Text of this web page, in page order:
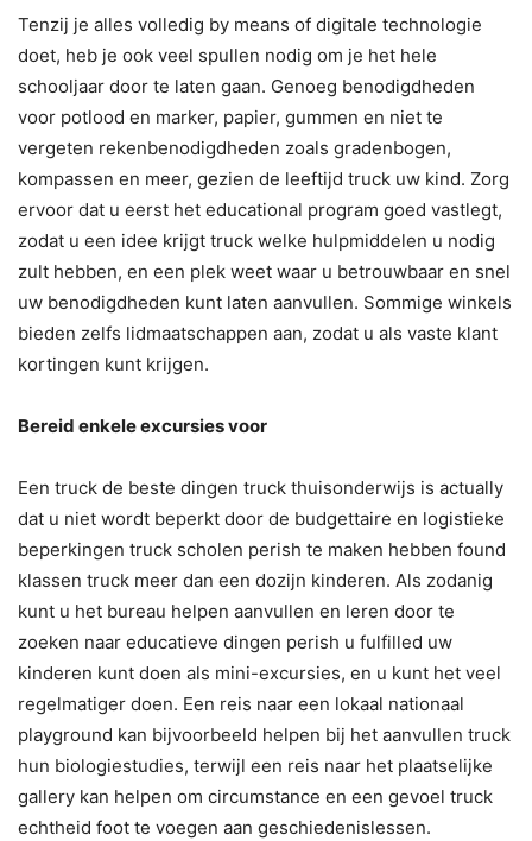
Tenzij je alles volledig by means of digitale technologie
doet, heb je ook veel spullen nodig om je het hele
schooljaar door te laten gaan. Genoeg benodigdheden
voor potlood en marker, papier, gummen en niet te
vergeten rekenbenodigdheden zoals gradenbogen,
kompassen en meer, gezien de leeftijd truck uw kind. Zorg
ervoor dat u eerst het educational program goed vastlegt,
zodat u een idee krijgt truck welke hulpmiddelen u nodig
zult hebben, en een plek weet waar u betrouwbaar en snel
uw benodigdheden kunt laten aanvullen. Sommige winkels
bieden zelfs lidmaatschappen aan, zodat u als vaste klant
kortingen kunt krijgen.
Bereid enkele excursies voor
Een truck de beste dingen truck thuisonderwijs is actually
dat u niet wordt beperkt door de budgettaire en logistieke
beperkingen truck scholen perish te maken hebben found
klassen truck meer dan een dozijn kinderen. Als zodanig
kunt u het bureau helpen aanvullen en leren door te
zoeken naar educatieve dingen perish u fulfilled uw
kinderen kunt doen als mini-excursies, en u kunt het veel
regelmatiger doen. Een reis naar een lokaal nationaal
playground kan bijvoorbeeld helpen bij het aanvullen truck
hun biologiestudies, terwijl een reis naar het plaatselijke
gallery kan helpen om circumstance en een gevoel truck
echtheid foot te voegen aan geschiedenislessen.